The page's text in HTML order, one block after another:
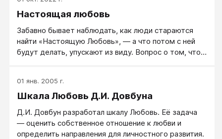
настоящей любви, как о высоких отношениях между
мужчиной и женщиной, любят помечтать, чтобы
готов учиться любить, мало кто готов вкладываться
в отношения, чтобы они стали отношениями с
любовью.
Настоящая любовь
Забавно бывает наблюдать, как люди стараются
найти «Настоящую Любовь», — а что потом с ней
будут делать, упускают из виду. Вопрос о том, что
разными - остается за кадром. А ведь сама по себе
«Настоящая Любовь» никого, кажется, не
вкладываются оба, да еще и с душой — гораздо
интереснее.
01 янв. 2005 г.
Шкала Любовь Д.И. Довбуна
Д.И. Довбун разработал шкалу Любовь. Её задача
― оценить собственное отношение к любви и
определить направления для личностного развития.